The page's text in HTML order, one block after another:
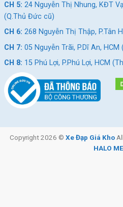
CH 5: 24 Nguyễn Thị Nhung, KĐT
(Q.Thủ Đức cũ)
CH 6: 268 Nguyễn Thị Thập, P.Tân
CH 7: 05 Nguyễn Trãi, P.Dĩ An,
CH 8: 15 Phú Lợi, P.Phú Lợi, HCM
Copyright 2026 © Xe Đạp Giá Kho
HALO